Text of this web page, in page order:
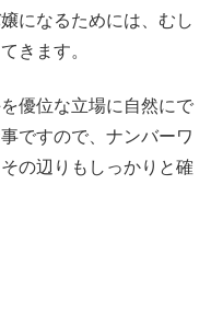
になるためには、むし
きます。
優位な立場に自然にで
ですので、ナンバーワ
の辺りもしっかりと確